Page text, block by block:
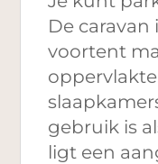
De caravan
voortent
gebruik is
ligt een